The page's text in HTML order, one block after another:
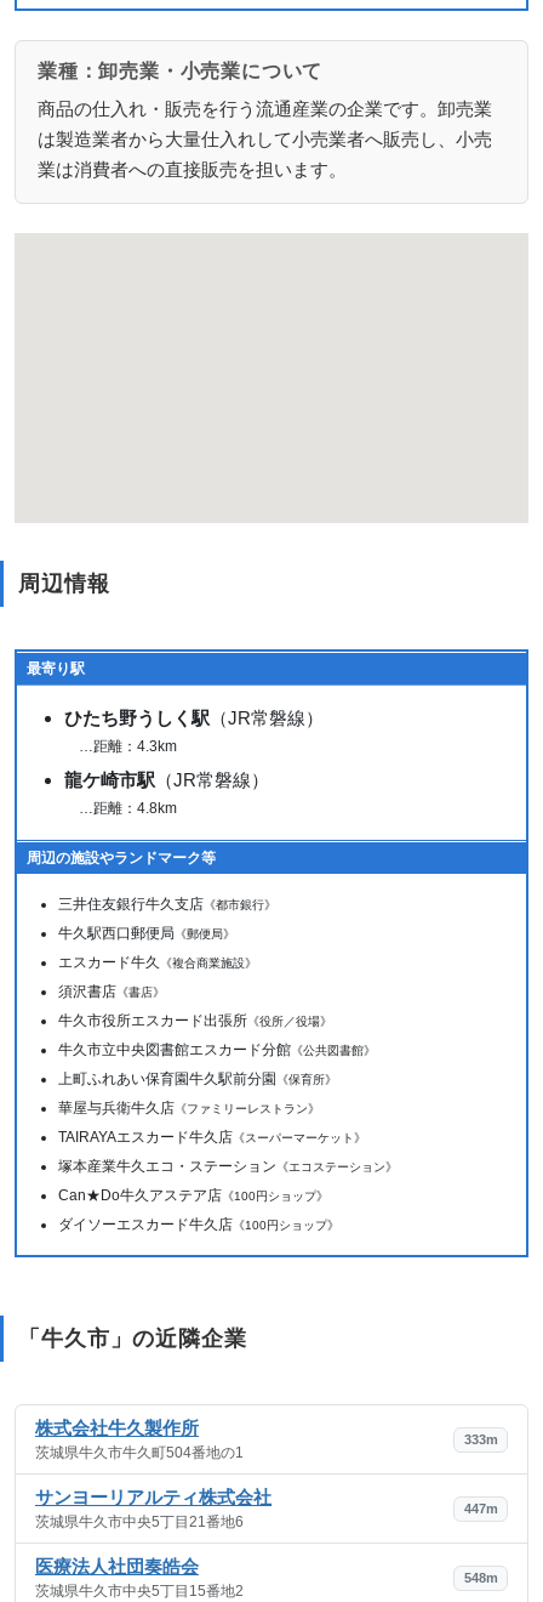
業種：卸売業・小売業について
商品の仕入れ・販売を行う流通産業の企業です。卸売業
は製造業者から大量仕入れして小売業者へ販売し、小売
業は消費者への直接販売を担います。
周辺情報
最寄り駅
ひたち野うしく駅 （JR常磐線）
…距離：4.3km
龍ケ崎市駅 （JR常磐線）
…距離：4.8km
周辺の施設やランドマーク等
三井住友銀行牛久支店 《都市銀行》
牛久駅西口郵便局 《郵便局》
エスカード牛久 《複合商業施設》
須沢書店 《書店》
牛久市役所エスカード出張所 《役所／役場》
牛久市立中央図書館エスカード分館 《公共図書館》
上町ふれあい保育園牛久駅前分園 《保育所》
華屋与兵衛牛久店 《ファミリーレストラン》
TAIRAYAエスカード牛久店 《スーパーマーケット》
塚本産業牛久エコ・ステーション 《エコステーション》
Can★Do牛久アステア店 《100円ショップ》
ダイソーエスカード牛久店 《100円ショップ》
「牛久市」の近隣企業
株式会社牛久製作所
茨城県牛久市牛久町504番地の1
333m
サンヨーリアルティ株式会社
茨城県牛久市中央5丁目21番地6
447m
医療法人社団奏皓会
茨城県牛久市中央5丁目15番地2
548m